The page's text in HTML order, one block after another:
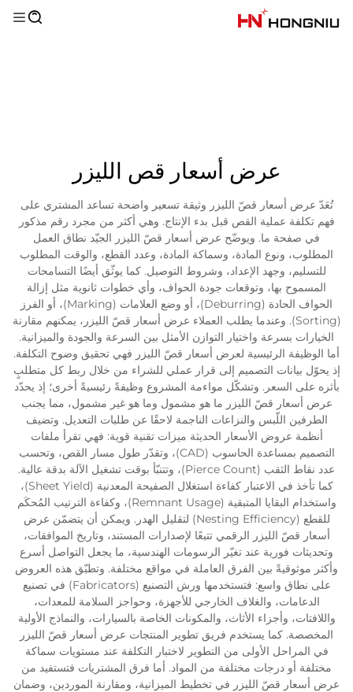
عرض أسعار قص الليزر
تُعَدّ عرض أسعار قصّ الليزر وثيقة تسعير واضحة تساعد المشتري على
فهم تكلفة عملية القص قبل بدء الإنتاج. وهي أكثر من مجرد رقم مذكور
في صفحة ما. ويوضّح عرض أسعار قصّ الليزر الجيّد نطاق العمل
المطلوب، ونوع المادة، وسماكة المادة، وعدد القطع، والوقت المطلوب
للتسليم، وجهد الإعداد، وشروط التوصيل. كما يوثّق أيضًا التسامحات
المسموح بها، وتوقعات جودة الحواف، وأي خطوات ثانوية مثل إزالة
الحواف الحادة (Deburring)، أو وضع العلامات (Marking)، أو الفرز
(Sorting). وعندما يطلب العملاء عرض أسعار قصّ الليزر، يمكنهم مقارنة
الخيارات بسرعة واختيار التوازن الأمثل بين السرعة والجودة والميزانية.
أما الوظيفة الرئيسية لعرض أسعار قصّ الليزر فهي تحقيق وضوح التكلفة.
إذ يحوّل بيانات التصميم إلى قرار عملي للشراء من خلال ربط كل متطلبٍ
بأثره على السعر. وتشكّل مواءمة المشروع وظيفةً رئيسيةً أخرى؛ إذ يحدّد
عرض أسعار قصّ الليزر ما هو مشمول وما هو غير مشمول، مما يجنب
الطرفين اللّبس والنزاعات الناجمة لاحقًا عن طلبات التعديل. وتضيف
أنظمة عروض الأسعار الحديثة ميزات تقنية قوية: فهي تقرأ ملفات
التصميم بمساعدة الحاسوب (CAD)، وتقدّر طول مسار القص، وتحسب
عدد نقاط الثقب (Pierce Count)، وتتنبّأ بوقت تشغيل الآلة بدقة عالية.
كما تأخذ في الاعتبار كفاءة استغلال الصفيحة المعدنية (Sheet Yield)،
واستخدام البقايا المتبقية (Remnant Usage)، وكفاءة الترتيب المُحكَم
للقطع (Nesting Efficiency) لتقليل الهدر. ويمكن أن يتضمّن عرض
أسعار قصّ الليزر الرقمي تتبعًا لإصدارات المستند، وتاريخ الموافقات،
وتحديثات فورية عند تغيّر الرسومات الهندسية، ما يجعل التواصل أسرع
وأكثر موثوقيةً بين الفرق العاملة في مواقع مختلفة. وتطبّق هذه العروض
على نطاق واسع: فتستخدمها ورش التصنيع (Fabricators) في تصنيع
الدعامات، والغلاف الخارجي للأجهزة، وحواجز السلامة للمعدات،
واللافتات، وأجزاء الأثاث، والمكونات الخاصة بالسيارات، والنماذج الأولية
المخصصة. كما يستخدم فريق تطوير المنتجات عرض أسعار قصّ الليزر
في المراحل الأولى من التطوير لاختبار التكلفة عند مستويات سماكة
مختلفة أو درجات مختلفة من المواد. أما فرق المشتريات فتستفيد من
عرض أسعار قصّ الليزر في تخطيط الميزانية، ومقارنة الموردين، وضمان